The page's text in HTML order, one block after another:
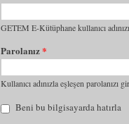
GETEM E-Kütüphane kullanıcı
Parolanız*
Kullanıcı adınızla eşleşen parolanızı
Beni bu bilgisayarda hatırla